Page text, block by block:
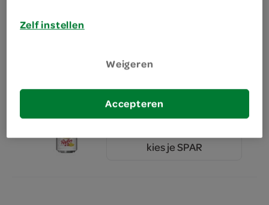
Amstel bier radler blik
330 Milliliter
kies je SPAR
Zelf instellen
Weigeren
Accepteren